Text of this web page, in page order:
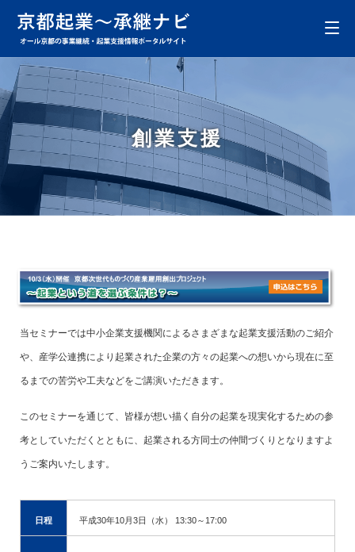
創業支援
当セミナーでは中小企業支援機関によるさまざまな起業支援活動のご紹介
や、産学公連携により起業された企業の方々の起業への想いから現在に至
るまでの苦労や工夫などをご講演いただきます。
このセミナーを通じて、皆様が想い描く自分の起業を現実化するための参
考としていただくとともに、起業される方同士の仲間づくりとなりますよ
うご案内いたします。
日程 平成30年10月3日（水） 13:30～17:00